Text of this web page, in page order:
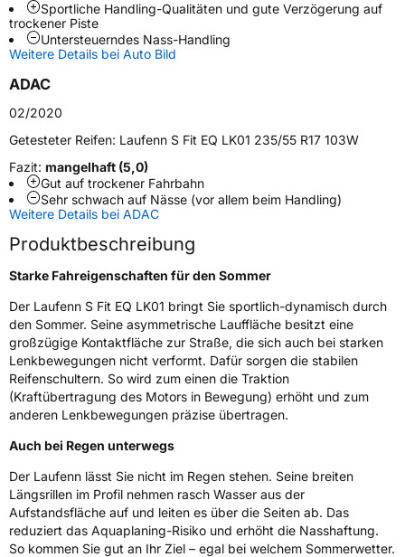
Weitere Eigenschaften
Schlauchtyp
Zustand
EU Label
EffizienzC
NasshaftungB
Rollgeräusch (dB)71
FahrzeugklasseC1
3PMSF / Schneeflockensymbol / Alpine-Symbol
EisgripNein
EPREL ID487989
Allgemeine Produktsicherheit (GPSR)
Sportliche Handling-Qualitäten und gute Verzögerung auf
trockener Piste
Untersteuerndes Nass-Handling
Weitere Details bei Auto Bild
ADAC
02/2020
Getesteter Reifen: Laufenn S Fit EQ LK01 235/55 R17 103W
Fazit: mangelhaft (5,0)
Gut auf trockener Fahrbahn
Sehr schwach auf Nässe (vor allem beim Handling)
Weitere Details bei ADAC
Produktbeschreibung
Starke Fahreigenschaften für den Sommer
Der Laufenn S Fit EQ LK01 bringt Sie sportlich-dynamisch durch
den Sommer. Seine asymmetrische Lauffläche besitzt eine
großzügige Kontaktfläche zur Straße, die sich auch bei starken
Lenkbewegungen nicht verformt. Dafür sorgen die stabilen
Reifenschultern. So wird zum einen die Traktion
(Kraftübertragung des Motors in Bewegung) erhöht und zum
anderen Lenkbewegungen präzise übertragen.
Auch bei Regen unterwegs
Der Laufenn lässt Sie nicht im Regen stehen. Seine breiten
Längsrillen im Profil nehmen rasch Wasser aus der
Aufstandsfläche auf und leiten es über die Seiten ab. Das
reduziert das Aquaplaning-Risiko und erhöht die Nasshaftung.
So kommen Sie gut an Ihr Ziel – egal bei welchem Sommerwetter.